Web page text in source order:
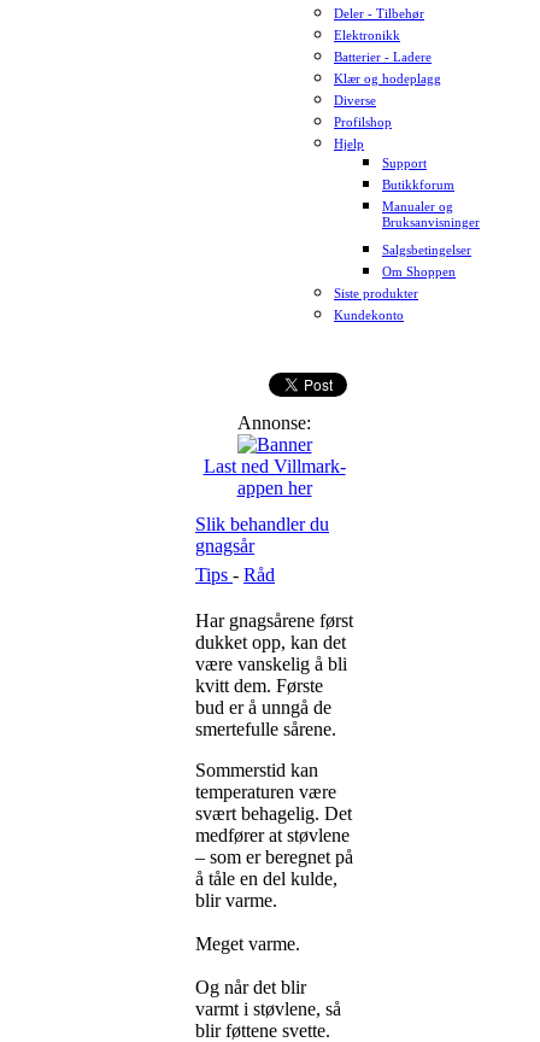
Deler - Tilbehør
Elektronikk
Batterier - Ladere
Klær og hodeplagg
Diverse
Profilshop
Hjelp
Support
Butikkforum
Manualer og
Bruksanvisninger
Salgsbetingelser
Om Shoppen
Siste produkter
Kundekonto
Annonse:
Last ned Villmark-
appen her
Slik behandler du
gnagsår
Tips - Råd
Har gnagsårene først
dukket opp, kan det
være vanskelig å bli
kvitt dem. Første
bud er å unngå de
smertefulle sårene.
Sommerstid kan
temperaturen være
svært behagelig. Det
medfører at støvlene
– som er beregnet på
å tåle en del kulde,
blir varme.
Meget varme.
Og når det blir
varmt i støvlene, så
blir føttene svette.